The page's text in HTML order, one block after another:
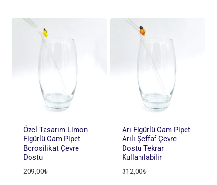
Özel Tasarım Limon
Figürlü Cam Pipet
Borosilikat Çevre
Dostu
209,00₺
Arı Figürlü Cam Pipet
Arılı Şeffaf Çevre
Dostu Tekrar
Kullanılabilir
312,00₺